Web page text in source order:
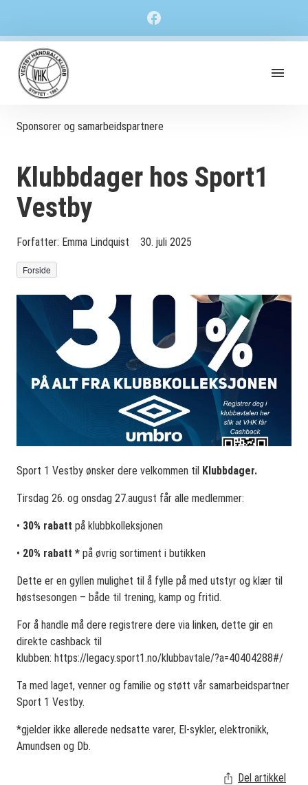
Sponsorer og samarbeidspartnere
Klubbdager hos Sport1
Vestby
Forfatter: Emma Lindquist 30. juli 2025
Forside
Sport 1 Vestby ønsker dere velkommen til Klubbdager.
Tirsdag 26. og onsdag 27.august får alle medlemmer:
• 30% rabatt på klubbkolleksjonen
• 20% rabatt * på øvrig sortiment i butikken
Dette er en gyllen mulighet til å fylle på med utstyr og klær til
høstsesongen – både til trening, kamp og fritid.
For å handle må dere registrere dere via linken, dette gir en
direkte cashback til
klubben: https://legacy.sport1.no/klubbavtale/?a=40404288#/
Ta med laget, venner og familie og støtt vår samarbeidspartner
Sport 1 Vestby.
*gjelder ikke allerede nedsatte varer, El-sykler, elektronikk,
Amundsen og Db.
Del artikkel